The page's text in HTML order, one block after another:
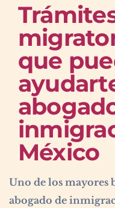
que
México
Uno de los mayores
abogado de